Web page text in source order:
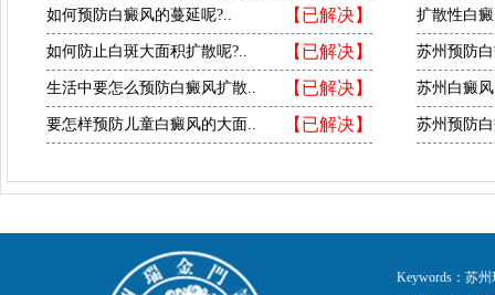
【已解决】
如何预防白癜风的蔓延呢?..
【已解决】
如何防止白斑大面积扩散呢?..
【已解决】
生活中要怎么预防白癜风扩散..
【已解决】
要怎样预防儿童白癜风的大面..
扩散性白
苏州预防
苏州白癜
苏州预防
Keywords：苏